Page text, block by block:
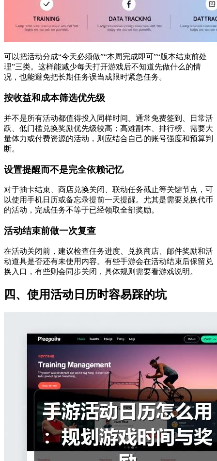
可以把活动分成“今天必须做”“本周完成即可”“版本结束前处
理”三类。这样能减少每天打开游戏后不知道先做什么的情
况，也能避免把长期任务误当成限时紧急任务。
按收益和成本筛选优先级
并不是所有活动都值得投入同样时间。通常免费签到、日常活
跃、低门槛兑换奖励优先级较高；高难副本、排行榜、需要大
量体力或付费资源的活动，则应结合自己的账号强度和预算判
断。
设置提醒而不是完全依赖记忆
对于抽卡结束、商店兑换关闭、联动任务截止等关键节点，可
以使用手机日历或备忘录提前一天提醒。尤其是需要兑换代币
的活动，完成任务不等于已经领取全部奖励。
活动结束前做一次复查
在活动关闭前，建议检查任务进度、兑换商店、邮件奖励和活
动道具是否还有未使用内容。有些手游会在活动结束后保留兑
换入口，有些则会同步关闭，具体规则需要看游戏说明。
四、使用活动日历时容易踩的坑